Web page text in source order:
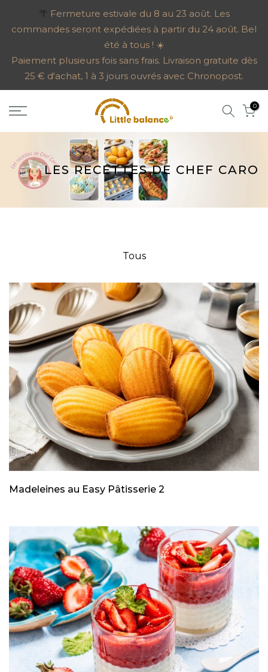
au
🌴 Fermeture estivale du 8 au 23 août. Les
commandes seront expédiées à partir du 24 août. Bel
été à tous ! ☀️
Paiement plusieurs fois sans frais. Livraison gratuite dès
25 € d'achat, 1 à 3 jours ouvrés avec Chronopost.
0
LES RECETTES DE CHEF CARO
Tous
Madeleines au Easy Pâtisserie 2